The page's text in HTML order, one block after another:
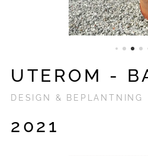
UTEROM -
DESIGN & BEPLANTNING
2021